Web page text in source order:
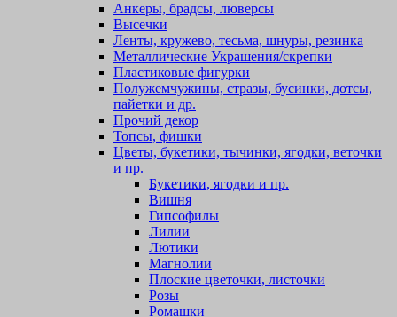
Анкеры, брадсы, люверсы
Высечки
Ленты, кружево, тесьма, шнуры, резинка
Металлические Украшения/скрепки
Пластиковые фигурки
Полужемчужины, стразы, бусинки, дотсы,
пайетки и др.
Прочий декор
Топсы, фишки
Цветы, букетики, тычинки, ягодки, веточки
и пр.
Букетики, ягодки и пр.
Вишня
Гипсофилы
Лилии
Лютики
Магнолии
Плоские цветочки, листочки
Розы
Ромашки